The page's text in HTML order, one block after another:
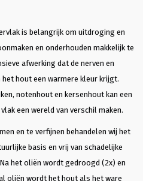
is belangrijk om uitdroging en
en onderhouden makkelijk te
afwerking dat de nerven en
hout een warmere kleur krijgt.
notenhout en kersenhout kan een
een wereld van verschil maken.
en te verfijnen behandelen wij het
basis en vrij van schadelijke
het oliën wordt gedroogd (2x) en
oliën wordt het hout als het ware